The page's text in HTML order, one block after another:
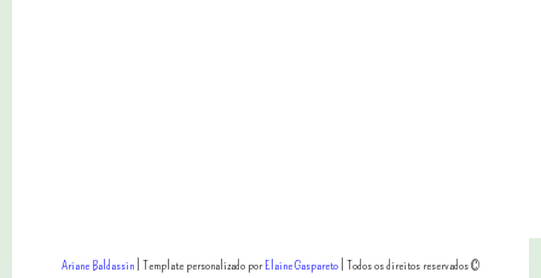
Ariane Baldassin| Template personalizado porElaine Gaspareto| Todos os direitos reservados ©